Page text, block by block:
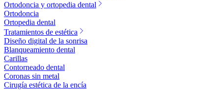
Ortodoncia y ortopedia dental
Ortodoncia
Ortopedia dental
Tratamientos de estética
Diseño digital de la sonrisa
Blanqueamiento dental
Carillas
Contorneado dental
Coronas sin metal
Cirugía estética de la encía